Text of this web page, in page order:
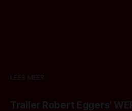
LEES MEER
Trailer Robert Eggers'